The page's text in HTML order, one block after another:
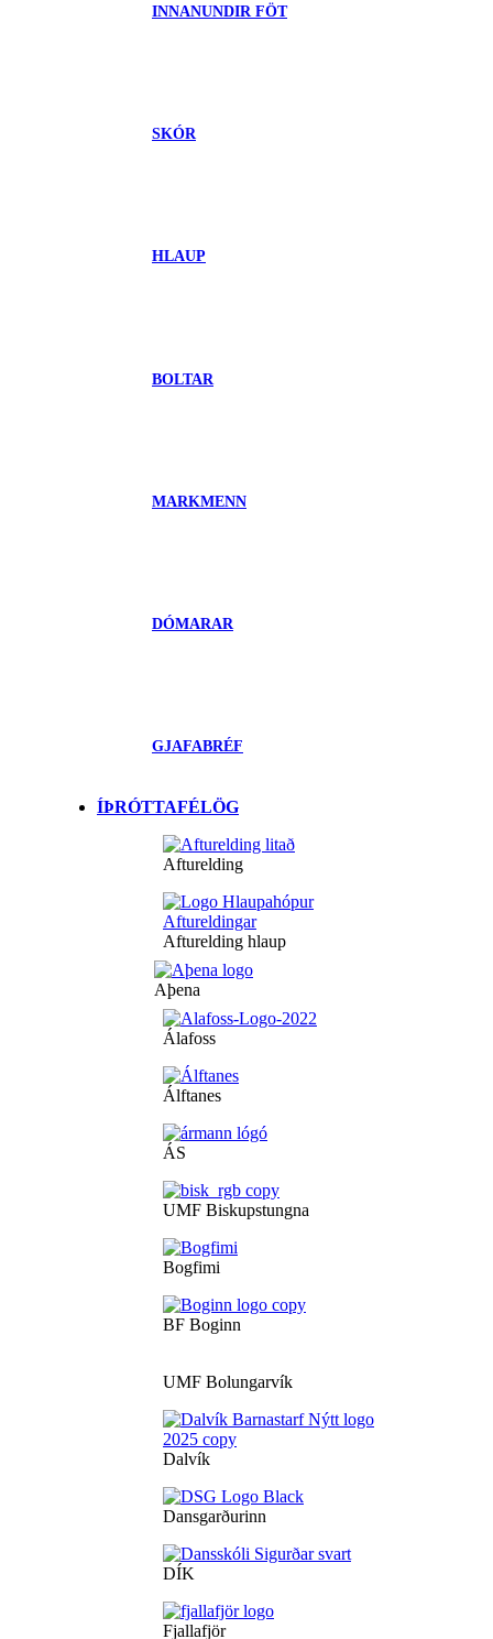
INNANUNDIR FÖT
SKÓR
HLAUP
BOLTAR
MARKMENN
DÓMARAR
GJAFABRÉF
ÍÞRÓTTAFÉLÖG
Afturelding
Afturelding hlaup
Aþena
Álafoss
Álftanes
ÁS
UMF Biskupstungna
Bogfimi
BF Boginn
UMF Bolungarvík
Dalvík
Dansgarðurinn
DÍK
Fjallafjör